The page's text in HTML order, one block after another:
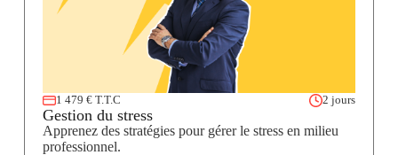
1 479 € T.T.C 2 jours
Gestion du stress
Apprenez des stratégies pour gérer le stress en milieu
professionnel.